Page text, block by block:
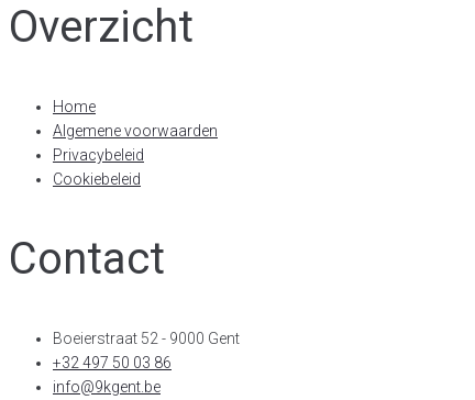
Overzicht
Home
Algemene voorwaarden
Privacybeleid
Cookiebeleid
Contact
Boeierstraat 52 - 9000 Gent
+32 497 50 03 86
info@9kgent.be